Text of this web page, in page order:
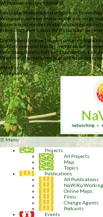
Wir bitten um Ihre Mithilfe!
Um diese Website bestmöglich an Ihrem
Webanalysedienst Matomo, der uns zeigt,
Besuch wird von der Webanalyse derzeit
hier entscheiden, dass Ihr Besuch auf
Die Webanalyse verbessert unsere
Nutzerinnen und Nutzer weiter zu
Forschungslandschaft hin anzupassen. Es
Weitere Informationen hierzu finden Sie in
Ablehnen
Akzeptieren
☰ Menu
Projects
All Projects
Map
Topics
Publications
All Publications
NaWiKo
Online Maps
Films
Change Agents
Podcasts
Events
sufficiency